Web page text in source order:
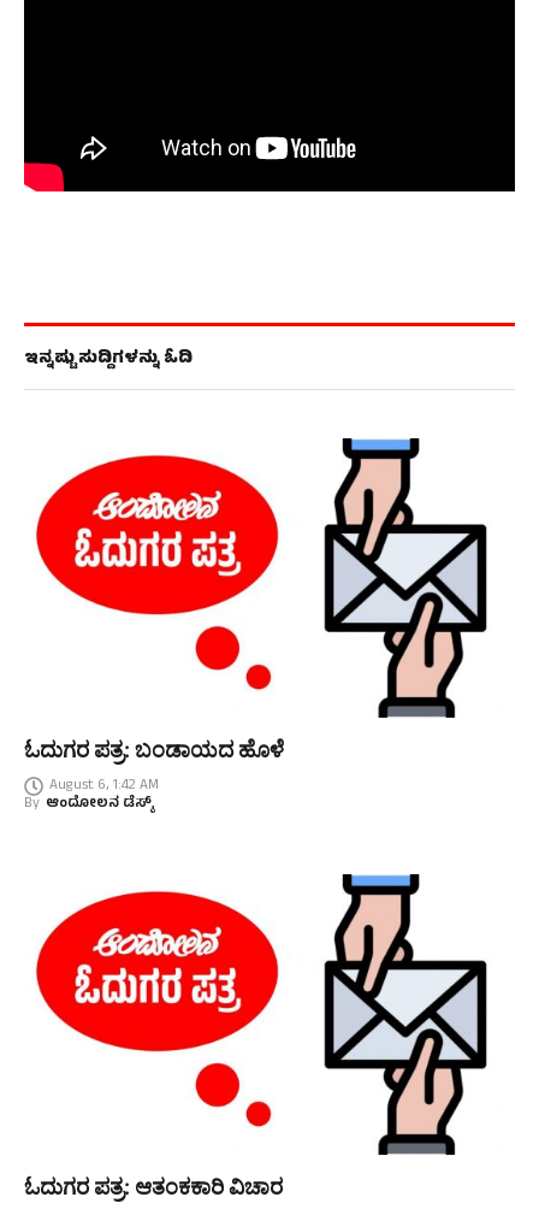
ಇನ್ನಷ್ಟು ಸುದ್ದಿಗಳನ್ನು ಓದಿ
ಓದುಗರ ಪತ್ರ: ಬಂಡಾಯದ ಹೊಳೆ
August 6, 1:42 AM
By ಆಂದೋಲನ ಡೆಸ್ಕ್
ಓದುಗರ ಪತ್ರ: ಆತಂಕಕಾರಿ ವಿಚಾರ